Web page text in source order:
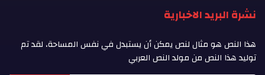
نشرة البريد الاخبارية
هذا النص هو مثال لنص يمكن أن يستبدل في نفس المساحة، لقد تم
توليد هذا النص من مولد النص العربي